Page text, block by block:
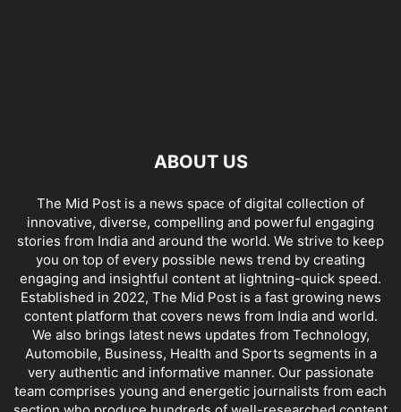
ABOUT US
The Mid Post is a news space of digital collection of
innovative, diverse, compelling and powerful engaging
stories from India and around the world. We strive to keep
you on top of every possible news trend by creating
engaging and insightful content at lightning-quick speed.
Established in 2022, The Mid Post is a fast growing news
content platform that covers news from India and world.
We also brings latest news updates from Technology,
Automobile, Business, Health and Sports segments in a
very authentic and informative manner. Our passionate
team comprises young and energetic journalists from each